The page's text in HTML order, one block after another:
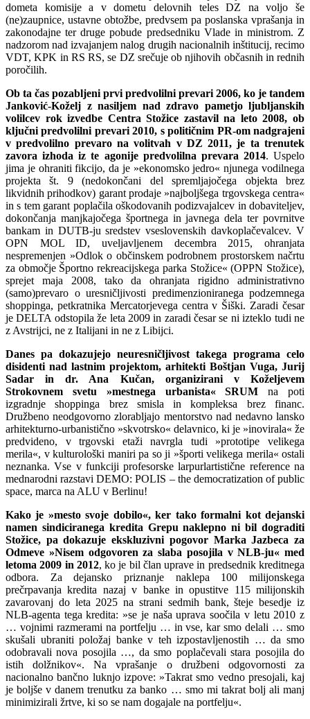
dometa komisije a v dometu delovnih teles DZ na voljo še
(ne)zaupnice, ustavne obtožbe, predvsem pa poslanska vprašanja in
zakonodajne ter druge pobude predsedniku Vlade in ministrom. Z
nadzorom nad izvajanjem nalog drugih nacionalnih inštitucij, recimo
VDT, KPK in RS RS, se DZ srečuje ob njihovih občasnih in rednih
poročilih.
Ob ta čas pozabljeni prvi predvolilni prevari 2006, ko je tandem
Janković-Koželj z nasiljem nad zdravo pametjo ljubljanskih
volilcev rok izvedbe Centra Stožice zastavil na leto 2008, ob
ključni predvolilni prevari 2010, s političnim PR-om nadgrajeni
v predvolilno prevaro na volitvah v DZ 2011, je ta trenutek
zavora izhoda iz te agonije predvolilna prevara 2014. Uspelo
jima je ohraniti fikcijo, da je »ekonomsko jedro« njunega vodilnega
projekta št. 9 (nedokončani del spremljajočega objekta brez
likvidnih prihodkov) garant prodaje »najboljšega trgovskega centra«
in s tem garant poplačila oškodovanih podizvajalcev in dobaviteljev,
dokončanja manjkajočega športnega in javnega dela ter povrnitve
bankam in DUTB-ju sredstev vseslovenskih davkoplačevalcev. V
OPN MOL ID, uveljavljenem decembra 2015, ohranjata
nespremenjen »Odlok o občinskem podrobnem prostorskem načrtu
za območje Športno rekreacijskega parka Stožice« (OPPN Stožice),
sprejet maja 2008, tako da ohranjata rigidno administrativno
(samo)prevaro o uresničljivosti predimenzioniranega podzemnega
shoppinga, petkratnika Mercatorjevega centra v Šiški. Zaradi česar
je DELTA odstopila že leta 2009 in zaradi česar se ni izteklo tudi ne
z Avstrijci, ne z Italijani in ne z Libijci.
Danes pa dokazujejo neuresničljivost takega programa celo
disidenti nad lastnim projektom, arhitekti Boštjan Vuga, Jurij
Sadar in dr. Ana Kučan, organizirani v Koželjevem
Strokovnem svetu »mestnega urbanista« SRUM na poti
izgradnje shoppinga brez smisla in kompleksa brez financ.
Družbeno neodgovorno zlorabljajo mentorstvo nad nedavno lansko
arhitekturno-urbanistično »skvotrsko« delavnico, ki je »inovirala« že
predvideno, v trgovski etaži navrgla tudi »prototipe velikega
merila«, v kulturološki maniri pa so ji »športi velikega merila« ostali
neznanka. Vse v funkciji profesorske larpurlartistične reference na
mednarodni razstavi DEMO: POLIS – the democratization of public
space, marca na ALU v Berlinu!
Kako je »mesto svoje dobilo«, ker tako formalni kot dejanski
namen sindiciranega kredita Grepu naklepno ni bil dograditi
Stožice, pa dokazuje ekskluzivni pogovor Marka Jazbeca za
Odmeve »Nisem odgovoren za slaba posojila v NLB-ju« med
letoma 2009 in 2012, ko je bil član uprave in predsednik kreditnega
odbora. Za dejansko priznanje naklepa 100 milijonskega
prečrpavanja kredita nazaj v banke in opustitve 115 milijonskih
zavarovanj do leta 2025 na strani sedmih bank, šteje besedje iz
NLB-agenta tega kredita: »se je naša uprava soočila v letu 2010 z
… vojnimi razmerami na portfelju … in vse, kar smo delali … smo
skušali ubraniti položaj banke v teh izpostavljenostih … da smo
odobravali nova posojila …, da smo poplačevali stara posojila do
istih dolžnikov«. Na vprašanje o družbeni odgovornosti za
nacionalno bančno luknjo izpove: »Takrat smo vedno presojali, kaj
je boljše v danem trenutku za banko … smo mi takrat bolj ali manj
minimizirali žrtve, ki so se nam dogajale na portfelju«.